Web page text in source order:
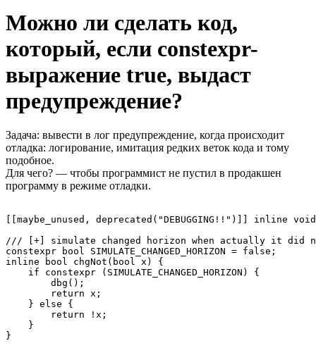
Можно ли сделать код,
который, если constexpr-
выражение true, выдаст
предупреждение?
Задача: вывести в лог предупреждение, когда происходит
отладка: логирование, имитация редких веток кода и тому
подобное.
Для чего? — чтобы программист не пустил в продакшен
программу в режиме отладки.
[[maybe_unused, deprecated("DEBUGGING!!")]] inline
/// [+] simulate changed horizon when actually it did
constexpr bool SIMULATE_CHANGED_HORIZON = false;
inline bool chgNot(bool x) {
    if constexpr (SIMULATE_CHANGED_HORIZON) {
        dbg();
        return x;
    } else {
        return !x;
    }
}